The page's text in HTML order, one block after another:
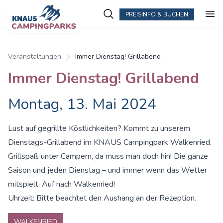
PREISINFO & BUCHEN
Veranstaltungen Immer Dienstag! Grillabend
Immer Dienstag! Grillabend
Montag, 13. Mai 2024
Lust auf gegrillte Köstlichkeiten? Kommt zu unserem
Dienstags-Grillabend im KNAUS Campingpark Walkenried.
Grillspaß unter Campern, da muss man doch hin! Die ganze
Saison und jeden Dienstag – und immer wenn das Wetter
mitspielt. Auf nach Walkenried!
Uhrzeit: Bitte beachtet den Aushang an der Rezeption.